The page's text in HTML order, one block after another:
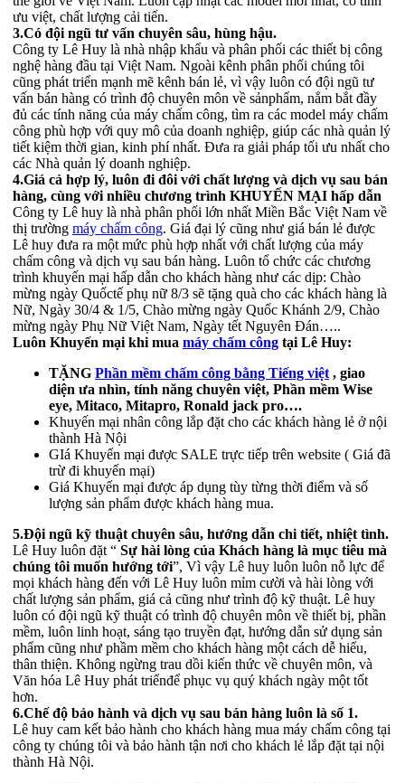
ưu việt, chất lượng cải tiến.
3.Có đội ngũ tư vấn chuyên sâu, hùng hậu.
Công ty Lê Huy là nhà nhập khẩu và phân phối các thiết bị công
nghệ hàng đầu tại Việt Nam. Ngoài kênh phân phối chúng tôi
cũng phát triển mạnh mẽ kênh bán lẻ, vì vậy luôn có đội ngũ tư
vấn bán hàng có trình độ chuyên môn về sảnphẩm, nắm bắt đầy
đủ các tính năng của máy chấm công, tìm ra các model máy chấm
công phù hợp với quy mô của doanh nghiệp, giúp các nhà quản lý
tiết kiệm thời gian, kinh phí nhất. Đưa ra giải pháp tối ưu nhất cho
các Nhà quản lý doanh nghiệp.
4.Giá cả hợp lý, luôn đi đôi với chất lượng và dịch vụ sau bán
hàng, cùng với nhiều chương trình KHUYẾN MẠI hấp dẫn
Công ty Lê huy là nhà phân phối lớn nhất Miền Bắc Việt Nam về
thị trường máy chấm công. Giá đại lý cũng như giá bán lẻ được
Lê huy đưa ra một mức phù hợp nhất với chất lượng của máy
chấm công và dịch vụ sau bán hàng. Luôn tổ chức các chương
trình khuyến mại hấp dẫn cho khách hàng như các dịp: Chào
mừng ngày Quốctế phụ nữ 8/3 sẽ tặng quà cho các khách hàng là
Nữ, Ngày 30/4 & 1/5, Chào mừng ngày Quốc Khánh 2/9, Chào
mừng ngày Phụ Nữ Việt Nam, Ngày tết Nguyên Đán…..
Luôn Khuyến mại khi mua máy chấm công tại Lê Huy:
TẶNG Phần mềm chấm công bằng Tiếng việt , giao
diện ưa nhìn, tính năng chuyên việt, Phần mềm Wise
eye, Mitaco, Mitapro, Ronald jack pro….
Khuyến mại nhân công lắp đặt cho các khách hàng lẻ ở nội
thành Hà Nội
GIá Khuyến mại được SALE trực tiếp trên website ( Giá đã
trừ đi khuyến mại)
Giá Khuyến mại được áp dụng tùy từng thời điểm và số
lượng sản phẩm được khách hàng mua.
5.Đội ngũ kỹ thuật chuyên sâu, hướng dẫn chi tiết, nhiệt tình.
Lê Huy luôn đặt “ Sự hài lòng của Khách hàng là mục tiêu mà
chúng tôi muốn hướng tới”, Vì vậy Lê huy luôn luôn nỗ lực để
mọi khách hàng đến với Lê Huy luôn mỉm cười và hài lòng với
chất lượng sản phẩm, giá cả cũng như trình độ kỹ thuật. Lê huy
luôn có đội ngũ kỹ thuật có trình độ chuyên môn về thiết bị, phần
mềm, luôn linh hoạt, sáng tạo truyền đạt, hướng dẫn sử dụng sản
phẩm cũng như phầm mềm cho khách hàng một cách dễ hiểu,
thân thiện. Không ngừng trau dồi kiến thức về chuyên môn, và
Văn hóa Lê Huy phát triểnđể phục vụ quý khách ngày một tốt
hơn.
6.Chế độ bảo hành và dịch vụ sau bán hàng luôn là số 1.
Lê huy cam kết bảo hành cho khách hàng mua máy chấm công tại
công ty chúng tôi và bảo hành tận nơi cho khách lẻ lắp đặt tại nội
thành Hà Nội.